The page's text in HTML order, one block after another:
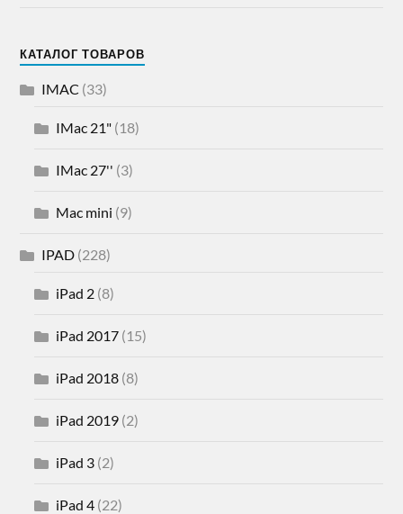
КАТАЛОГ ТОВАРОВ
IMAC (33)
IMac 21" (18)
IMac 27'' (3)
Mac mini (9)
IPAD (228)
iPad 2 (8)
iPad 2017 (15)
iPad 2018 (8)
iPad 2019 (2)
iPad 3 (2)
iPad 4 (22)